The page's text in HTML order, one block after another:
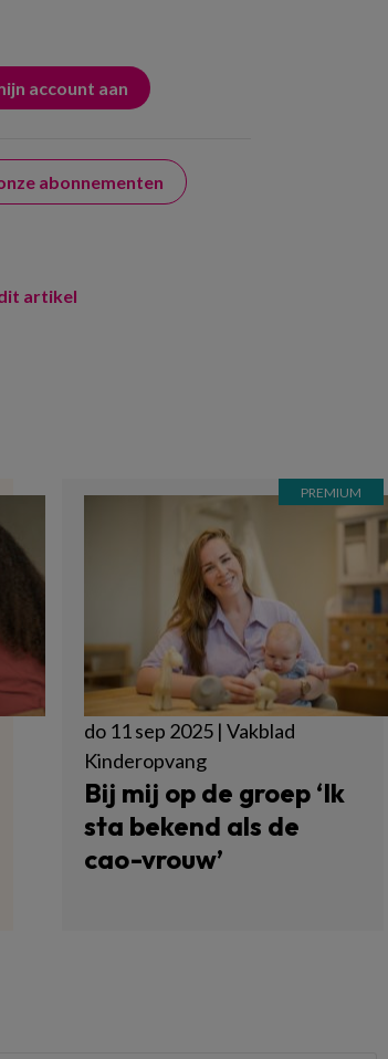
abonnementen
artikel
do 11 sep 2025 | Vakblad
Kinderopvang
Bij mij op de groep ‘Ik
sta bekend als de
cao-vrouw’